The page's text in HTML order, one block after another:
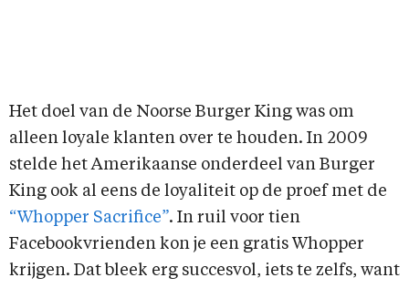
Het doel van de Noorse Burger King was om
alleen loyale klanten over te houden. In 2009
stelde het Amerikaanse onderdeel van Burger
King ook al eens de loyaliteit op de proef met de
“Whopper Sacrifice”. In ruil voor tien
Facebookvrienden kon je een gratis Whopper
krijgen. Dat bleek erg succesvol, iets te zelfs, want